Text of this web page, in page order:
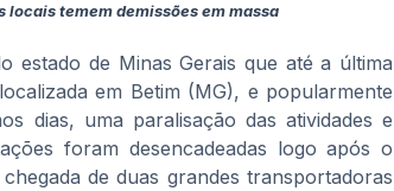
locais temem demissões em massa
estado de Minas Gerais que até a última
em Betim (MG), e popularmente
dias, uma paralisação das atividades e
foram desencadeadas logo após o
de duas grandes transportadoras